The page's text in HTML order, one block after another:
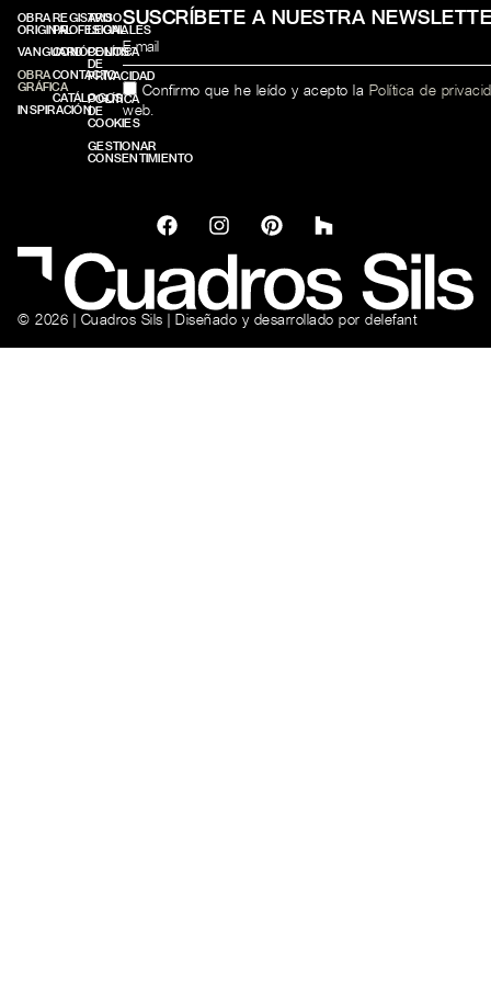
OBRA
ORIGINAL
VANGUARD
OBRA
GRÁFICA
INSPIRACIÓN
REGISTRO
PROFESIONALES
CONÓCENOS
CONTACTO
CATÁLOGOS
AVISO
LEGAL
POLÍTICA
DE
PRIVACIDAD
POLÍTICA
DE
COOKIES
GESTIONAR
CONSENTIMIENTO
SUSCRÍBETE A NUESTRA
Confirmo que he leído y acepto la Política de
web.
© 2026 | Cuadros Sils | Diseñado y desarrollado por delefant